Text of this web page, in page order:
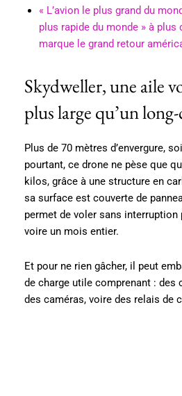
« L’avion le plus grand du
plus rapide du monde » à plus
marque le grand retour
Skydweller, une aile
plus large qu’un
Plus de 70 mètres d’envergure,
pourtant, ce drone ne pèse que
kilos, grâce à une structure en
sa surface est couverte de
permet de voler sans interruption
voire un mois entier.
Et pour ne rien gâcher, il peut
de charge utile comprenant : des
des caméras, voire des relais de